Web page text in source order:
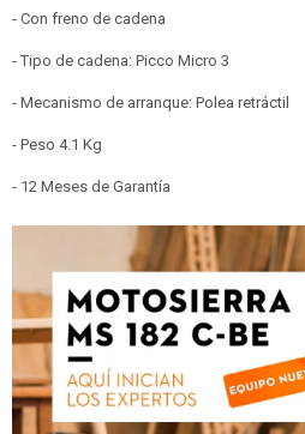
- Con freno de cadena
- Tipo de cadena: Picco Micro 3
- Mecanismo de arranque: Polea retráctil
- Peso 4.1 Kg
- 12 Meses de Garantía